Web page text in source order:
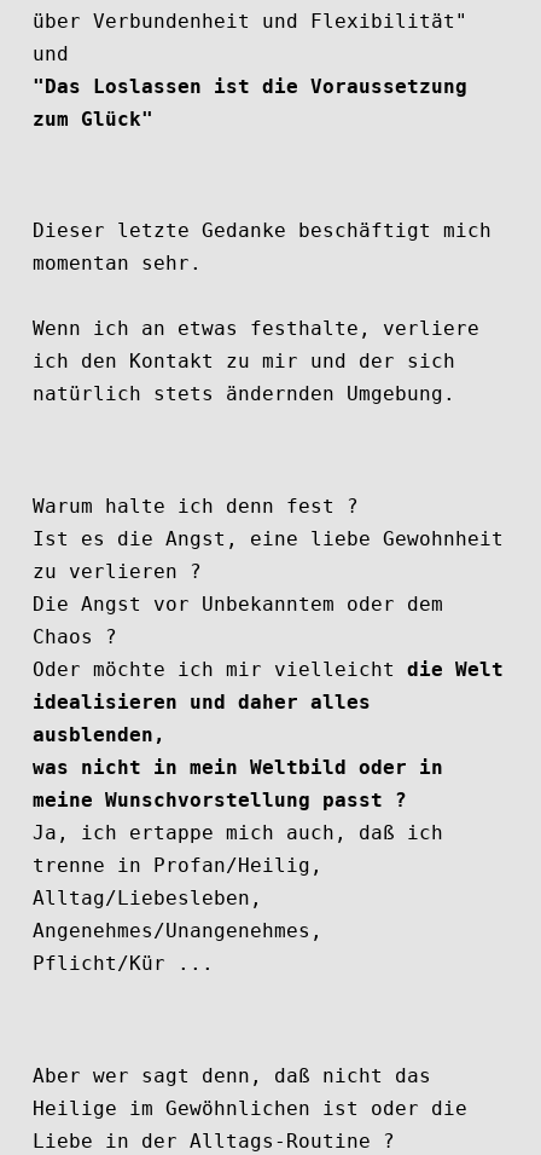
über Verbundenheit und Flexibilität"
und
"Das Loslassen ist die Voraussetzung
zum Glück"
Dieser letzte Gedanke beschäftigt mich
momentan sehr.
Wenn ich an etwas festhalte, verliere
ich den Kontakt zu mir und der sich
natürlich stets ändernden Umgebung.
Warum halte ich denn fest ?
Ist es die Angst, eine liebe Gewohnheit
zu verlieren ?
Die Angst vor Unbekanntem oder dem
Chaos ?
Oder möchte ich mir vielleicht die Welt
idealisieren und daher alles
ausblenden,
was nicht in mein Weltbild oder in
meine Wunschvorstellung passt ?
Ja, ich ertappe mich auch, daß ich
trenne in Profan/Heilig,
Alltag/Liebesleben,
Angenehmes/Unangenehmes,
Pflicht/Kür ...
Aber wer sagt denn, daß nicht das
Heilige im Gewöhnlichen ist oder die
Liebe in der Alltags-Routine ?